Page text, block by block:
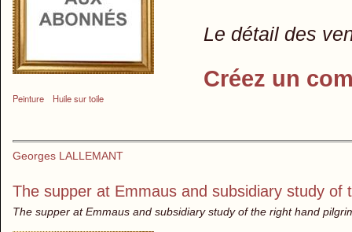
Peinture Huile sur toile
Le détail des
Créez un
Georges LALLEMANT
The supper at Emmaus and subsidiary study of
The supper at Emmaus and subsidiary study of the right hand